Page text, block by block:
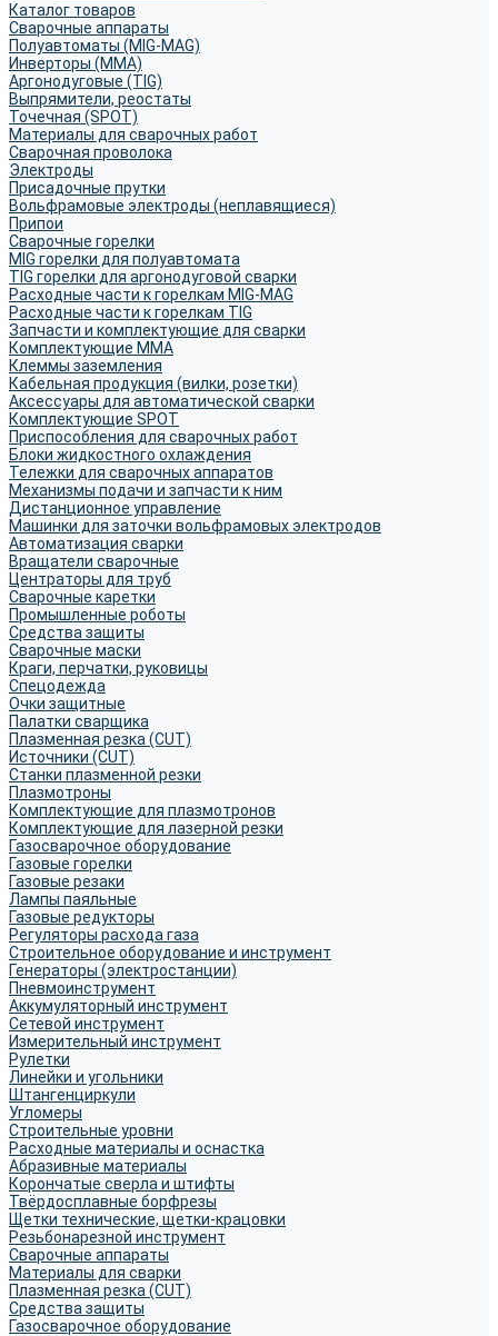
Каталог товаров
Сварочные аппараты
Полуавтоматы (MIG-MAG)
Инверторы (MMA)
Аргонодуговые (TIG)
Выпрямители, реостаты
Точечная (SPOT)
Материалы для сварочных работ
Сварочная проволока
Электроды
Присадочные прутки
Вольфрамовые электроды (неплавящиеся)
Припои
Сварочные горелки
MIG горелки для полуавтомата
TIG горелки для аргонодуговой сварки
Расходные части к горелкам MIG-MAG
Расходные части к горелкам TIG
Запчасти и комплектующие для сварки
Комплектующие ММА
Клеммы заземления
Кабельная продукция (вилки, розетки)
Аксессуары для автоматической сварки
Комплектующие SPOT
Приспособления для сварочных работ
Блоки жидкостного охлаждения
Тележки для сварочных аппаратов
Механизмы подачи и запчасти к ним
Дистанционное управление
Машинки для заточки вольфрамовых электродов
Автоматизация сварки
Вращатели сварочные
Центраторы для труб
Сварочные каретки
Промышленные роботы
Средства защиты
Сварочные маски
Краги, перчатки, руковицы
Спецодежда
Очки защитные
Палатки сварщика
Плазменная резка (CUT)
Источники (CUT)
Станки плазменной резки
Плазмотроны
Комплектующие для плазмотронов
Комплектующие для лазерной резки
Газосварочное оборудование
Газовые горелки
Газовые резаки
Лампы паяльные
Газовые редукторы
Регуляторы расхода газа
Строительное оборудование и инструмент
Генераторы (электростанции)
Пневмоинструмент
Аккумуляторный инструмент
Сетевой инструмент
Измерительный инструмент
Рулетки
Линейки и угольники
Штангенциркули
Угломеры
Строительные уровни
Расходные материалы и оснастка
Абразивные материалы
Корончатые сверла и штифты
Твёрдосплавные борфрезы
Щетки технические, щетки-крацовки
Резьбонарезной инструмент
Сварочные аппараты
Материалы для сварки
Плазменная резка (CUT)
Средства защиты
Газосварочное оборудование